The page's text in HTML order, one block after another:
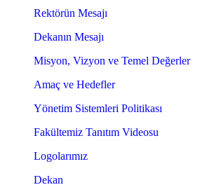
Rektörün Mesajı
Dekanın Mesajı
Misyon, Vizyon ve Temel Değerler
Amaç ve Hedefler
Yönetim Sistemleri Politikası
Fakültemiz Tanıtım Videosu
Logolarımız
Dekan